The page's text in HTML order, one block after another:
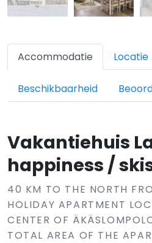
Accommodatie Locatie
Beschikbaarheid
Vakantiehuis
happiness /
40 KM TO THE NORTH
HOLIDAY APARTMENT
CENTER OF
TOTAL AREA OF THE